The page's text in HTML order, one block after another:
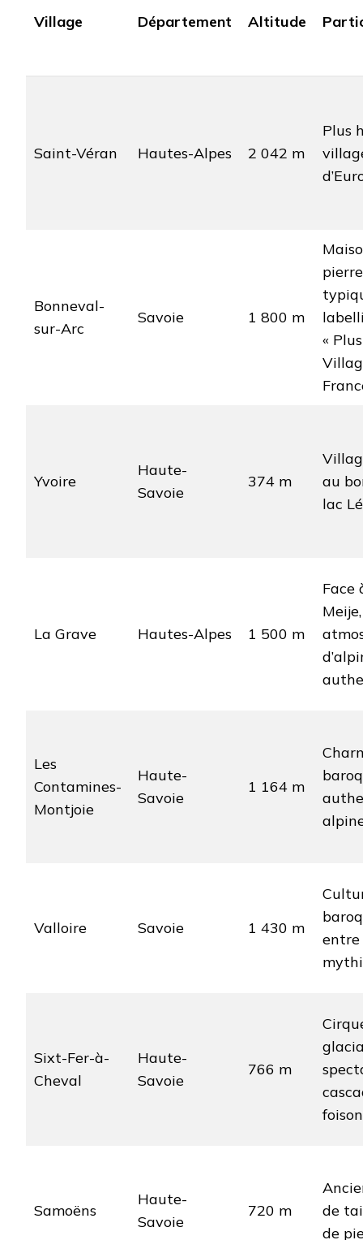
Village Département Altitude
Saint-Véran Hautes-Alpes 2 042 m
Plus
Bonneval-
sur-Arc
Savoie 1 800 m
pierre
«
Yvoire
Haute-
Savoie
374 m
au
lac
La Grave Hautes-Alpes 1 500 m
Face
Meije,
Les
Contamines-
Montjoie
Haute-
Savoie
1 164 m
Valloire Savoie 1 430 m
entre
Sixt-Fer-à-
Cheval
Haute-
Savoie
766 m
foison
Samoëns
Haute-
Savoie
720 m
de
de